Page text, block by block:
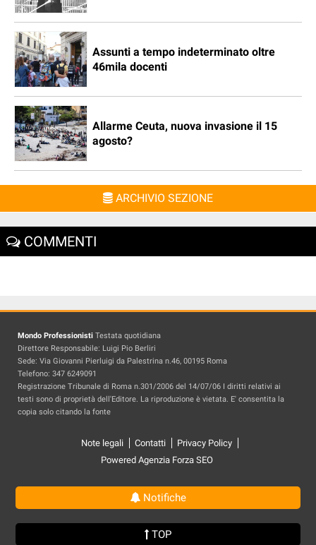
Assunti a tempo indeterminato oltre
46mila docenti
Allarme Ceuta, nuova invasione il 15
agosto?
ARCHIVIO SEZIONE
COMMENTI
Mondo Professionisti Testata quotidiana
Direttore Responsabile: Luigi Pio Berliri
Sede: Via Giovanni Pierluigi da Palestrina n.46, 00195 Roma
Telefono: 347 6249091
Registrazione Tribunale di Roma n.301/2006 del 14/07/06 I diritti relativi ai
testi sono di proprietà dell'Editore. La riproduzione è vietata. E' consentita la
copia solo citando la fonte
Note legali Contatti
Privacy Policy
Powered Agenzia Forza SEO
Notifiche
TOP